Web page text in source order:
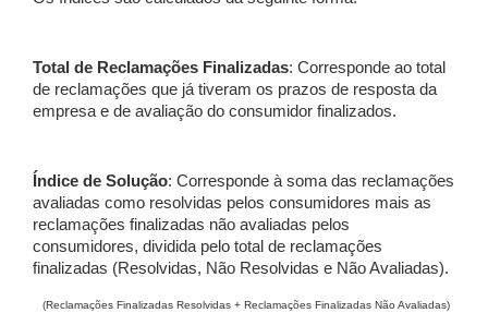
Total de Reclamações Finalizadas: Corresponde ao total
de reclamações que já tiveram os prazos de resposta da
empresa e de avaliação do consumidor finalizados.
Índice de Solução: Corresponde à soma das reclamações
avaliadas como resolvidas pelos consumidores mais as
reclamações finalizadas não avaliadas pelos
consumidores, dividida pelo total de reclamações
finalizadas (Resolvidas, Não Resolvidas e Não Avaliadas).
(Reclamações Finalizadas Resolvidas + Reclamações Finalizadas Não Avaliadas)